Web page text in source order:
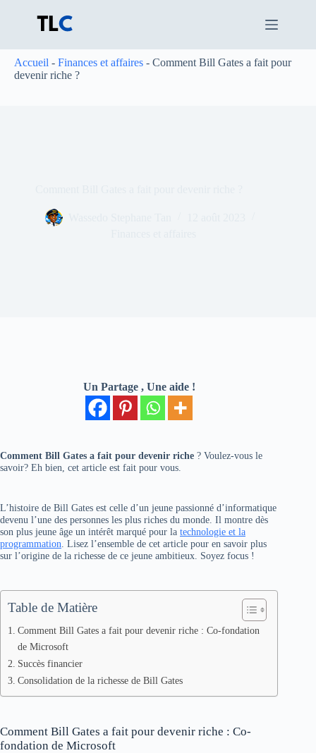
Accueil - Finances et affaires - Comment Bill Gates a fait pour
devenir riche ?
Un Partage , Une aide !
Comment Bill Gates a fait pour devenir riche ? Voulez-vous le
savoir? Eh bien, cet article est fait pour vous.
L’histoire de Bill Gates est celle d’un jeune passionné d’informatique
devenu l’une des personnes les plus riches du monde. Il montre dès
son plus jeune âge un intérêt marqué pour la technologie et la
programmation . Lisez l’ensemble de cet article pour en savoir plus
sur l’origine de la richesse de ce jeune ambitieux. Soyez focus !
Table de Matière
Comment Bill Gates a fait pour devenir riche : Co-fondation
de Microsoft
Succès financier
Consolidation de la richesse de Bill Gates
Comment Bill Gates a fait pour devenir riche : Co-
fondation de Microsoft